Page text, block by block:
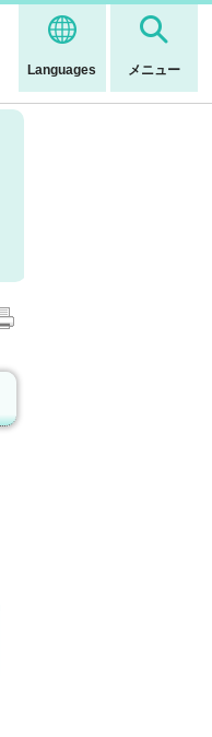
Languages メニュー